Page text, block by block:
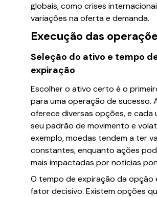
globais, como crises
variações na oferta e demanda.
Execução das
Seleção do ativo e tempo
expiração
Escolher o ativo certo é o
para uma operação de sucesso.
oferece diversas opções, e cada
seu padrão de movimento e
exemplo, moedas tendem a ter
constantes, enquanto ações
mais impactadas por notícias
O tempo de expiração da opção
fator decisivo. Existem opções